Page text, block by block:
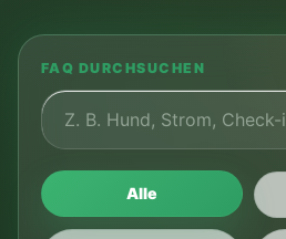
FAQ DURCHSUCHEN
Alle